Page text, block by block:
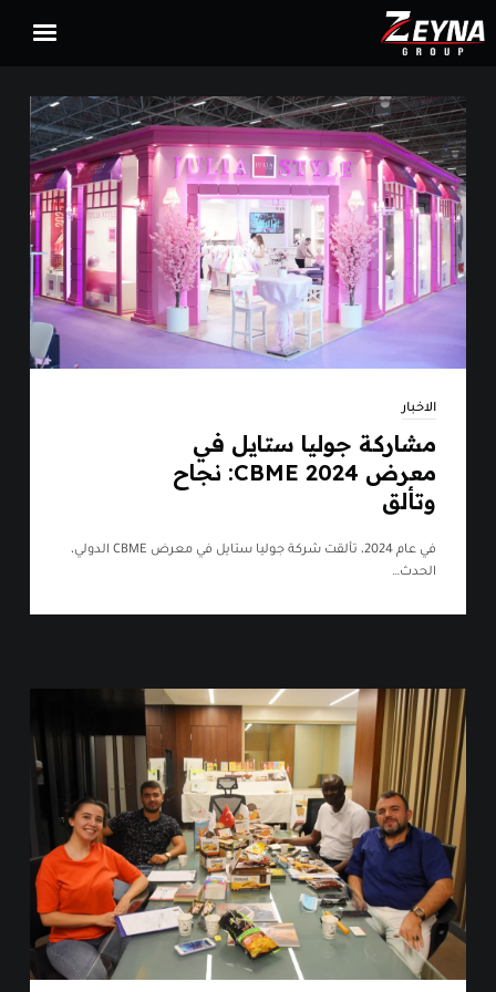
الاخبار
مشاركة جوليا ستايل في
معرض CBME 2024: نجاح
وتألق
في عام 2024، تألقت شركة جوليا ستايل في معرض CBME الدولي،
الحدث…
مجموعة زينة
اتصل بنا
العربية
Zeyna Group ©2012-2024 All Rights Reserved